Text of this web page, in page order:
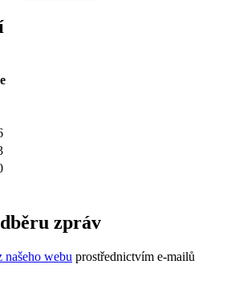
zpráv
našeho webu prostřednictvím e-mailů